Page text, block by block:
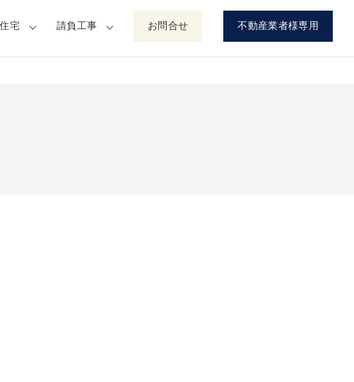
宅 請負工事 お問合せ 不動産業者様専用